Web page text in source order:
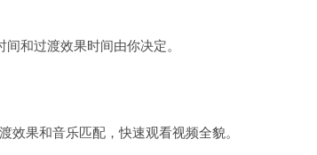
和过渡效果时间由你决定。
效果和音乐匹配，快速观看视频全貌。